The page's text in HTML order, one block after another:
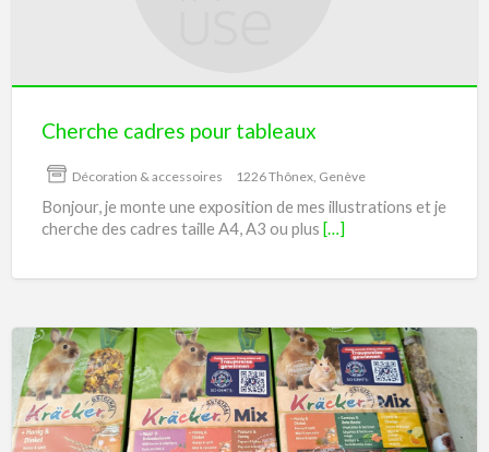
Cherche cadres pour tableaux
Décoration & accessoires 1226 Thônex, Genève
Bonjour, je monte une exposition de mes illustrations et je
cherche des cadres taille A4, A3 ou plus […]
Friandises
pour
lapin